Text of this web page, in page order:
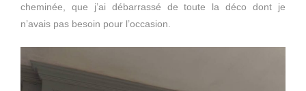
cheminée, que j’ai débarrassé de toute la déco dont je
n’avais pas besoin pour l’occasion.